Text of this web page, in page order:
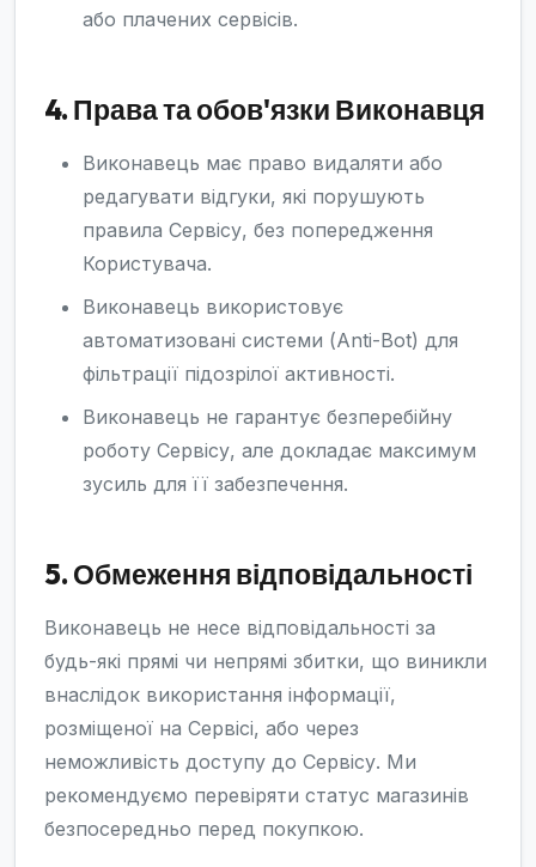
або плачених сервісів.
4. Права та обов'язки Виконавця
Виконавець має право видаляти або
редагувати відгуки, які порушують
правила Сервісу, без попередження
Користувача.
Виконавець використовує
автоматизовані системи (Anti-Bot) для
фільтрації підозрілої активності.
Виконавець не гарантує безперебійну
роботу Сервісу, але докладає максимум
зусиль для її забезпечення.
5. Обмеження відповідальності
Виконавець не несе відповідальності за
будь-які прямі чи непрямі збитки, що виникли
внаслідок використання інформації,
розміщеної на Сервісі, або через
неможливість доступу до Сервісу. Ми
рекомендуємо перевіряти статус магазинів
безпосередньо перед покупкою.